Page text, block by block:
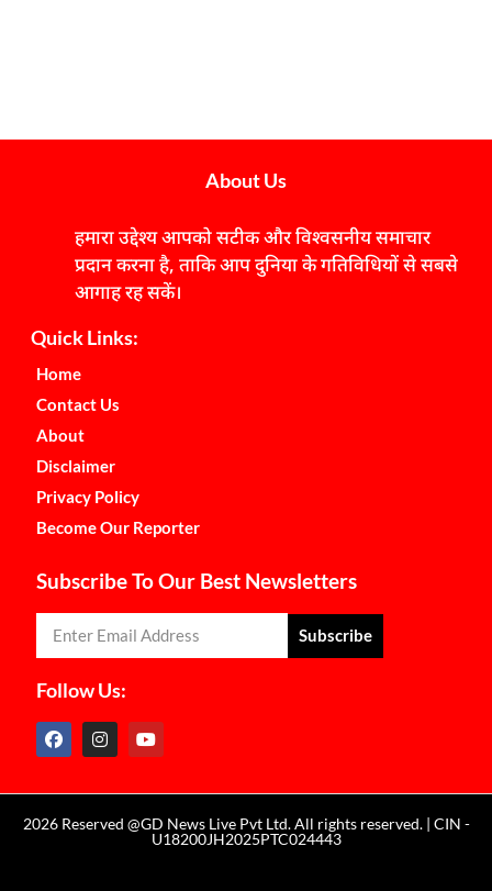
About Us
हमारा उद्देश्य आपको सटीक और विश्वसनीय समाचार
प्रदान करना है, ताकि आप दुनिया के गतिविधियों से सबसे
आगाह रह सकें।
Quick Links:
Home
Contact Us
About
Disclaimer
Privacy Policy
Become Our Reporter
Subscribe To Our Best Newsletters
Subscribe
Follow Us:
2026 Reserved @GD News Live Pvt Ltd. All rights reserved. | CIN -
U18200JH2025PTC024443